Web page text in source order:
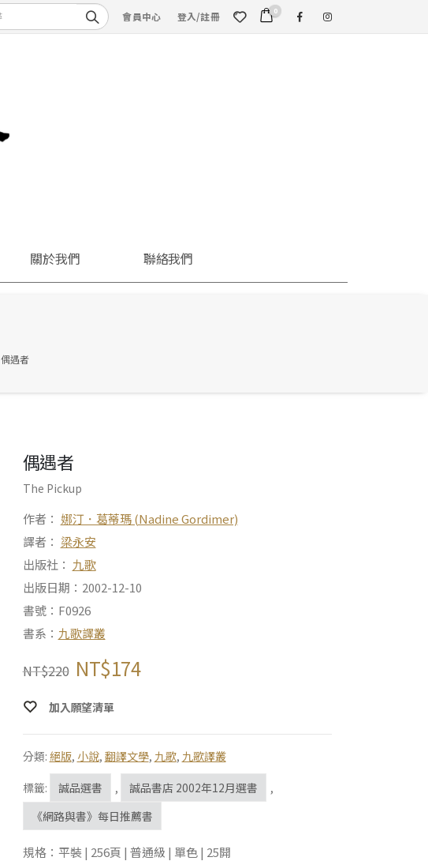
會員中心 登入/註冊 0
關於我們 聯絡我們
偶遇者
偶遇者
The Pickup
作者： 娜汀．葛蒂瑪 (Nadine Gordimer)
譯者： 梁永安
出版社： 九歌
出版日期：2002-12-10
書號：F0926
書系： 九歌譯叢
NT$220 NT$174
加入願望清單
分類: 絕版, 小說, 翻譯文學, 九歌, 九歌譯叢
標籤:
誠品選書 , 誠品書店 2002年12月選書
,
《網路與書》每日推薦書
規格：平裝 | 256頁 | 普通級 | 單色 | 25開